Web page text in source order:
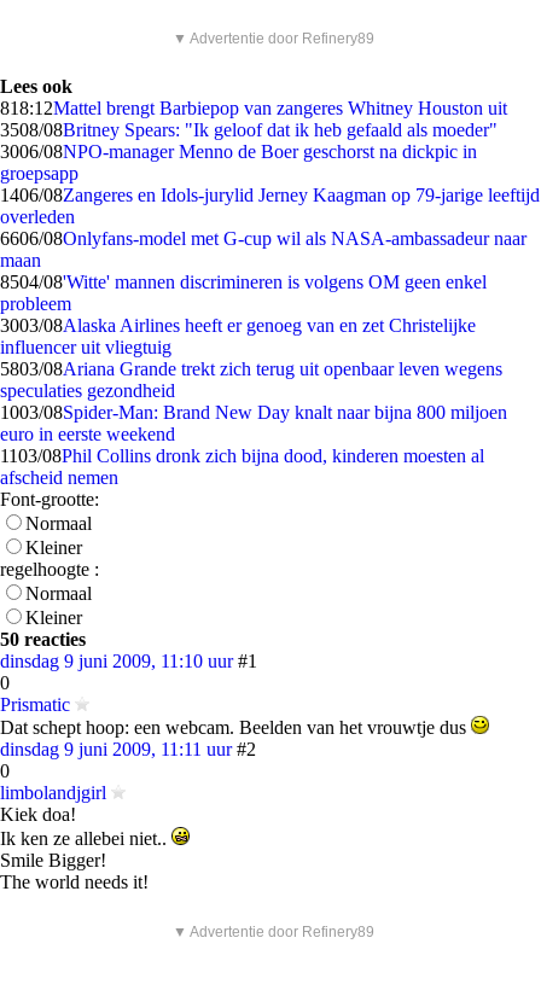
▼ Advertentie door Refinery89
Lees ook
818:12Mattel brengt Barbiepop van zangeres Whitney Houston uit
3508/08Britney Spears: "Ik geloof dat ik heb gefaald als moeder"
3006/08NPO-manager Menno de Boer geschorst na dickpic in
groepsapp
1406/08Zangeres en Idols-jurylid Jerney Kaagman op 79-jarige leeftijd
overleden
6606/08Onlyfans-model met G-cup wil als NASA-ambassadeur naar
maan
8504/08'Witte' mannen discrimineren is volgens OM geen enkel
probleem
3003/08Alaska Airlines heeft er genoeg van en zet Christelijke
influencer uit vliegtuig
5803/08Ariana Grande trekt zich terug uit openbaar leven wegens
speculaties gezondheid
1003/08Spider-Man: Brand New Day knalt naar bijna 800 miljoen
euro in eerste weekend
1103/08Phil Collins dronk zich bijna dood, kinderen moesten al
afscheid nemen
Font-grootte:
Normaal
Kleiner
regelhoogte :
Normaal
Kleiner
50 reacties
dinsdag 9 juni 2009, 11:10 uur #1
0
Prismatic
Dat schept hoop: een webcam. Beelden van het vrouwtje dus
dinsdag 9 juni 2009, 11:11 uur #2
0
limbolandjgirl
Kiek doa!
Ik ken ze allebei niet..
Smile Bigger!
The world needs it!
▼ Advertentie door Refinery89